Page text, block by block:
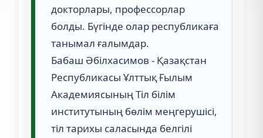
докторлары, профессорлар
болды. Бүгінде олар республикаға
танымал ғалымдар.
Бабаш Әбілхасимов - Қазақстан
Республикасы Ұлттық Ғылым
Академиясының Тіл білім
институтының бөлім меңгерушісі,
тіл тарихы саласында белгілі